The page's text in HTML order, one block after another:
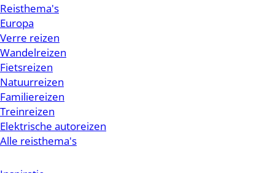
Reisthema's
Europa
Verre reizen
Wandelreizen
Fietsreizen
Natuurreizen
Familiereizen
Treinreizen
Elektrische autoreizen
Alle reisthema's